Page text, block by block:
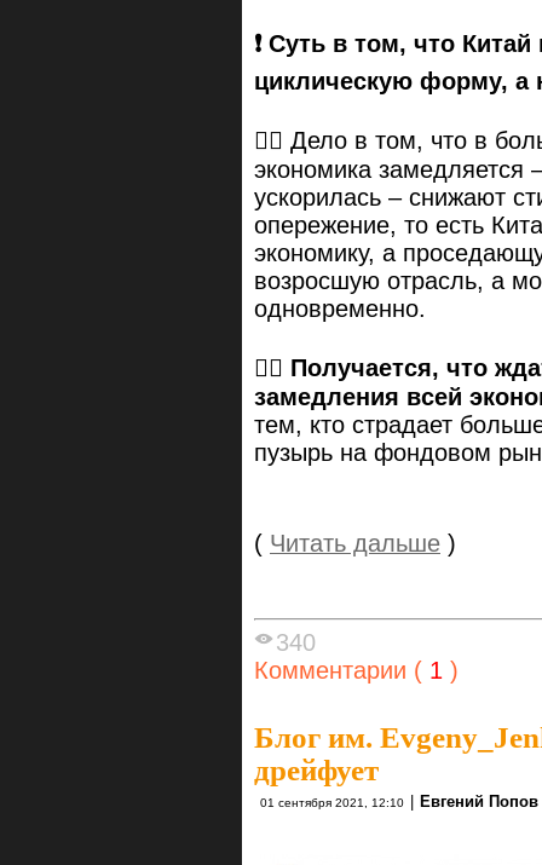
❗️ Суть в том, что
циклическую форму, а
☝🏻 Дело в том, что в
экономика замедляется
ускорилась – снижают
опережение, то есть
экономику, а
возросшую отрасль, а
одновременно.
👉🏻 Получается, что
замедления всей
тем, кто страдает
пузырь на фондовом
( Читать дальше )
340
Комментарии ( 1 )
Блог им.
дрейфует
01 сентября 2021, 12:10 Евгений Попов